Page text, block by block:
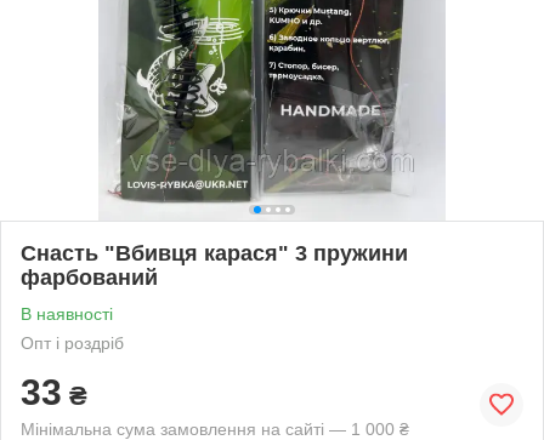
Снасть "Вбивця карася" 3 пружини
фарбований
В наявності
Опт і роздріб
33 ₴
Мінімальна сума замовлення на сайті — 1 000 ₴